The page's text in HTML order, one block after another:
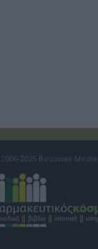
2025 Boussias Media